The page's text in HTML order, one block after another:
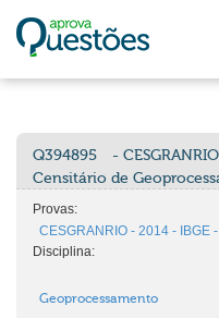
Q394895
-
Censitário de
Provas:
CESGRANRIO - 2014 - IBGE
Disciplina:
Geoprocessamento